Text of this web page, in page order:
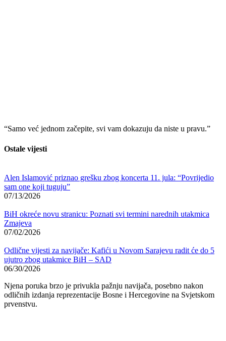
“Samo već jednom začepite, svi vam dokazuju da niste u pravu.”
Ostale vijesti
Alen Islamović priznao grešku zbog koncerta 11. jula: “Povrijedio
sam one koji tuguju”
07/13/2026
BiH okreće novu stranicu: Poznati svi termini narednih utakmica
Zmajeva
07/02/2026
Odlične vijesti za navijače: Kafići u Novom Sarajevu radit će do 5
ujutro zbog utakmice BiH – SAD
06/30/2026
Njena poruka brzo je privukla pažnju navijača, posebno nakon
odličnih izdanja reprezentacije Bosne i Hercegovine na Svjetskom
prvenstvu.